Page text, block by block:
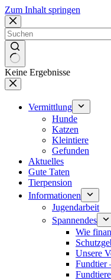
Zum Inhalt springen
Keine Ergebnisse
Vermittlung
Hunde
Katzen
Kleintiere
Gefunden
Aktuelles
Gute Taten
Tierpension
Informationen
Jugendarbeit
Spannendes
Wie
Unsere
Fundtier